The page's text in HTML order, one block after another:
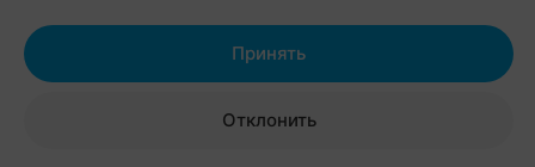
и собирают баллы, которые затем можно обменять
на подарки в специальном пункте выдачи призов.
Отклонить
Принять